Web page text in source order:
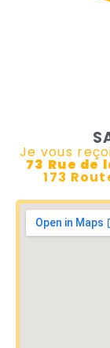
Je vous
73 Rue de
173